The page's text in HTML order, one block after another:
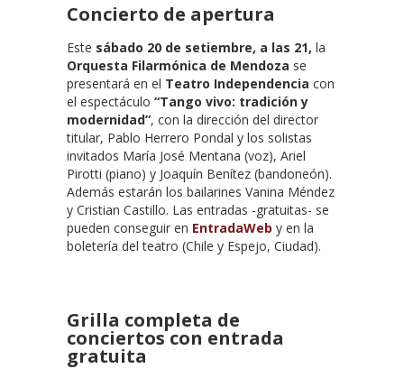
Concierto de apertura
Este sábado 20 de setiembre, a las 21, la
Orquesta Filarmónica de Mendoza se
presentará en el Teatro Independencia con
el espectáculo “Tango vivo: tradición y
modernidad”, con la dirección del director
titular, Pablo Herrero Pondal y los solistas
invitados María José Mentana (voz), Ariel
Pirotti (piano) y Joaquín Benítez (bandoneón).
Además estarán los bailarines Vanina Méndez
y Cristian Castillo. Las entradas -gratuitas- se
pueden conseguir en EntradaWeb y en la
boletería del teatro (Chile y Espejo, Ciudad).
Grilla completa de
conciertos con entrada
gratuita